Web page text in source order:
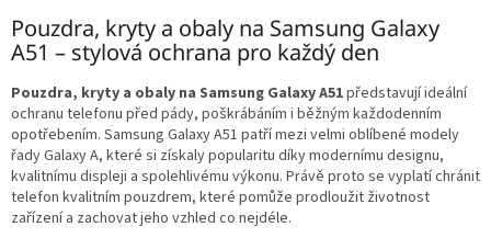
l
á
d
a
c
í
p
r
v
k
Pouzdra, kryty a obaly na Samsung Galaxy
A51 – stylová ochrana pro každý den
Pouzdra, kryty a obaly na Samsung Galaxy A51představují ideální
ochranu telefonu před pády, poškrábáním i běžným každodenním
opotřebením. Samsung Galaxy A51 patří mezi velmi oblíbené modely
řady Galaxy A, které si získaly popularitu díky modernímu designu,
kvalitnímu displeji a spolehlivému výkonu. Právě proto se vyplatí chránit
telefon kvalitním pouzdrem, které pomůže prodloužit životnost
zařízení a zachovat jeho vzhled co nejdéle.